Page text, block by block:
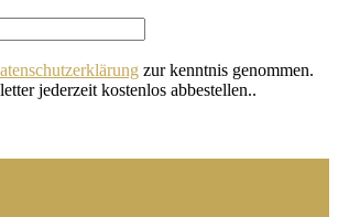
zur kenntnis genommen.
jederzeit kostenlos abbestellen..